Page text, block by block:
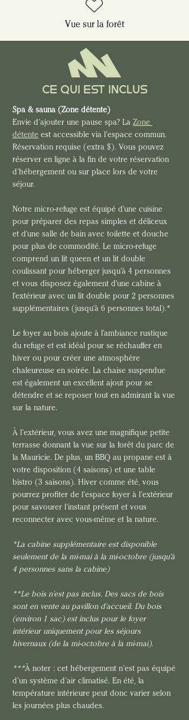
Vue sur la forêt
CE QUI EST INCLUS
Spa & sauna (Zone détente)
Envie d’ajouter une pause spa? La Zone
détente est accessible via l’espace commun.
Réservation requise (extra $). Vous pouvez
réserver en ligne à la fin de votre réservation
d’hébergement ou sur place lors de votre
séjour.
Notre micro-refuge est équipé d'une cuisine
pour préparer des repas simples et déliceux
et d'une salle de bain avec toilette et douche
pour plus de commodité. Le micro-refuge
comprend un lit queen et un lit double
coulissant pour héberger jusqu'à 4 personnes
et vous disposez également d'une cabine à
l'extérieur avec un lit double pour 2 personnes
supplémentaires (jusqu'à 6 personnes total).*
Le foyer au bois ajoute à l'ambiance rustique
du refuge et est idéal pour se réchauffer en
hiver ou pour créer une atmosphère
chaleureuse en soirée. La chaise suspendue
est également un excellent ajout pour se
détendre et se reposer tout en admirant la vue
sur la nature.
À l’extérieur, vous avez une magnifique petite
terrasse donnant la vue sur la forêt du parc de
la Mauricie. De plus, un BBQ au propane est à
votre disposition (4 saisons) et une table
bistro (3 saisons). Hiver comme été, vous
pourrez profiter de l’espace foyer à l’extérieur
pour savourer l’instant présent et vous
reconnecter avec vous-même et la nature.
*La cabine supplémentaire est disponible
seulement de la mi-mai à la mi-octobre (jusqu'à
4 personnes sans la cabine)
**Le bois n'est pas inclus. Des sacs de bois
sont en vente au pavillon d'accueil. Du bois
(environ 1 sac) est inclus pour le foyer
intérieur uniquement pour les séjours
hivernaux (de la mi-octobre à la mi-mai).
***À noter : cet hébergement n’est pas équipé
d’un système d’air climatisé. En été, la
température intérieure peut donc varier selon
les journées plus chaudes.